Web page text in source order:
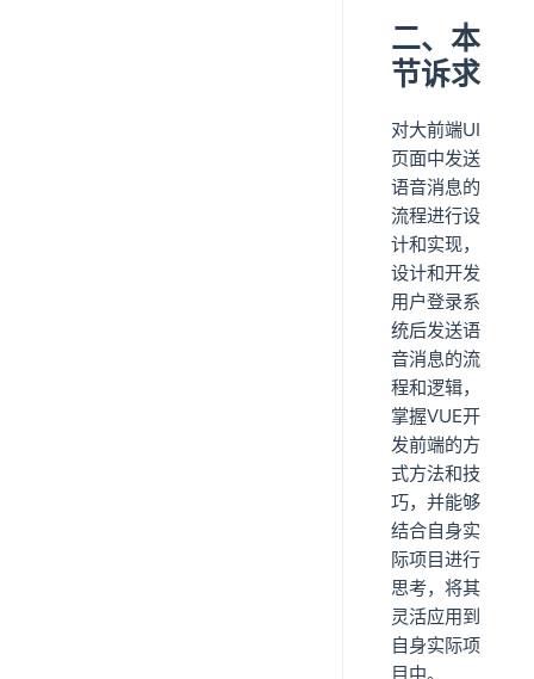
二、本
节诉求
对大前端UI
页面中发送
语音消息的
流程进行设
计和实现，
设计和开发
用户登录系
统后发送语
音消息的流
程和逻辑，
掌握VUE开
发前端的方
式方法和技
巧，并能够
结合自身实
际项目进行
思考，将其
灵活应用到
自身实际项
目中。